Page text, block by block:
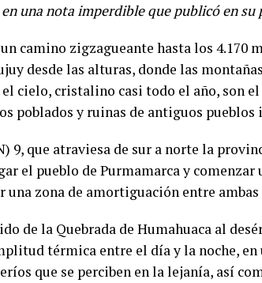
una nota imperdible que publicó en su
camino zigzagueante hasta los 4.170
desde las alturas, donde las
cielo, cristalino casi todo el año, son
poblados y ruinas de antiguos
9, que atraviesa de sur a norte la
el pueblo de Purmamarca y comenzar
una zona de amortiguación entre
de la Quebrada de Humahuaca al
térmica entre el día y la noche, en
que se perciben en la lejanía, así